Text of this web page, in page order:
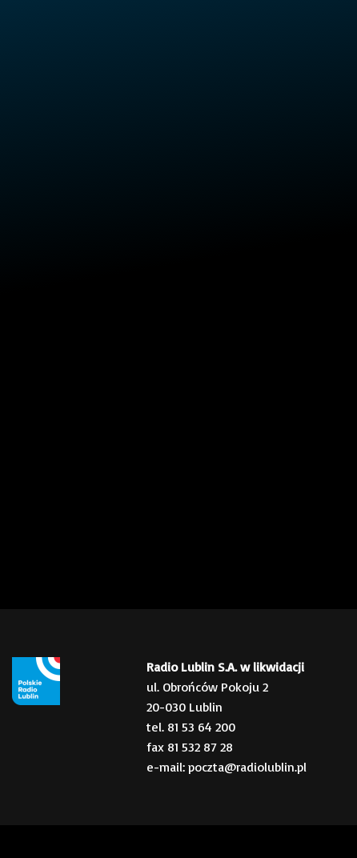
Radio Lublin S.A. w likwidacji
ul. Obrońców Pokoju 2
20-030 Lublin
tel. 81 53 64 200
fax 81 532 87 28
e-mail: poczta@radiolublin.pl